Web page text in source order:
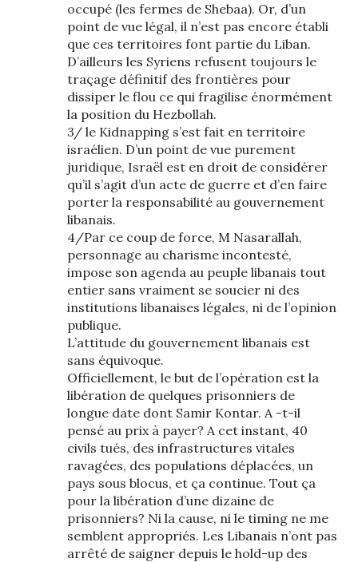
occupé (les fermes de Shebaa). Or, d’un
point de vue légal, il n’est pas encore établi
que ces territoires font partie du Liban.
D’ailleurs les Syriens refusent toujours le
traçage définitif des frontières pour
dissiper le flou ce qui fragilise énormément
la position du Hezbollah.
3/ le Kidnapping s’est fait en territoire
israélien. D’un point de vue purement
juridique, Israël est en droit de considérer
qu’il s’agit d’un acte de guerre et d’en faire
porter la responsabilité au gouvernement
libanais.
4/Par ce coup de force, M Nasarallah,
personnage au charisme incontesté,
impose son agenda au peuple libanais tout
entier sans vraiment se soucier ni des
institutions libanaises légales, ni de l’opinion
publique.
L’attitude du gouvernement libanais est
sans équivoque.
Officiellement, le but de l’opération est la
libération de quelques prisonniers de
longue date dont Samir Kontar. A -t-il
pensé au prix à payer? A cet instant, 40
civils tués, des infrastructures vitales
ravagées, des populations déplacées, un
pays sous blocus, et ça continue. Tout ça
pour la libération d’une dizaine de
prisonniers? Ni la cause, ni le timing ne me
semblent appropriés. Les Libanais n’ont pas
arrêté de saigner depuis le hold-up des